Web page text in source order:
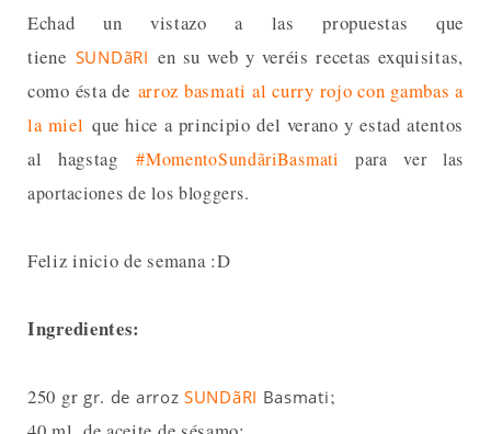
Echad un vistazo a las propuestas que
tiene SUNDãRI en su web y veréis recetas exquisitas,
como ésta de arroz basmati al curry rojo con gambas a
la miel que hice a principio del verano y estad atentos
al hagstag#MomentoSundãriBasmati
para ver las
aportaciones de los bloggers.
Feliz inicio de semana :D
Ingredientes:
250 gr gr. de arrozSUNDãRI Basmati;